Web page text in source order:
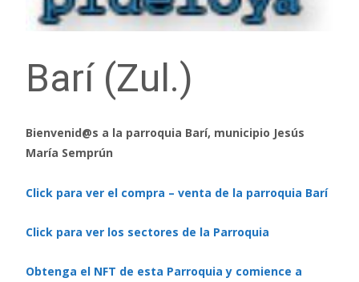
Barí (Zul.)
Bienvenid@s a la parroquia Barí, municipio Jesús
María Semprún
Click para ver el compra – venta de la parroquia Barí
Click para ver los sectores de la Parroquia
Obtenga el NFT de esta Parroquia y comience a